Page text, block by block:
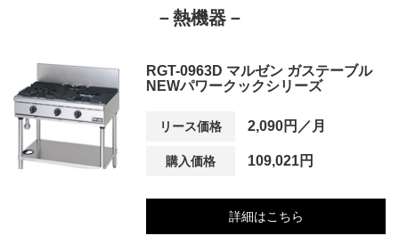
－熱機器－
RGT-0963D マルゼン ガステーブル
NEWパワークックシリーズ
リース価格 2,090円／月
購入価格 109,021円
詳細はこちら